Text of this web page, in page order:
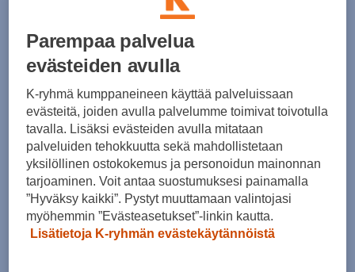
Tiro26 Competition
Goalkeeper Shorts Jr
22,00 € Lime
Yksilötilaus Joukkuetilaus
Koot
Parempaa palvelua
evästeiden avulla
K-ryhmä kumppaneineen käyttää palveluissaan
evästeitä, joiden avulla palvelumme toimivat toivotulla
tavalla. Lisäksi evästeiden avulla mitataan
palveluiden tehokkuutta sekä mahdollistetaan
yksilöllinen ostokokemus ja personoidun mainonnan
tarjoaminen. Voit antaa suostumuksesi painamalla
”Hyväksy kaikki”. Pystyt muuttamaan valintojasi
myöhemmin ”Evästeasetukset”-linkin kautta.
Lisätietoja K-ryhmän evästekäytännöistä